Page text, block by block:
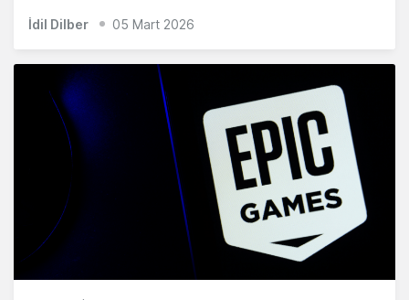
İdil Dilber 05 Mart 2026